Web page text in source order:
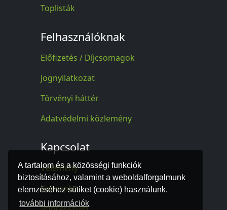
A tartalom és a közösségi funkciók
biztosításához, valamint a weboldalforgalmunk
elemzéséhez sütiket (cookie) használunk.
további információk
Toplisták
Felhasználóknak
Előfizetés / Díjcsomagok
Jognyilatkozat
Törvényi háttér
Adatvédelmi közlemény
Kapcsolat
Vélemény
Kapcsolat